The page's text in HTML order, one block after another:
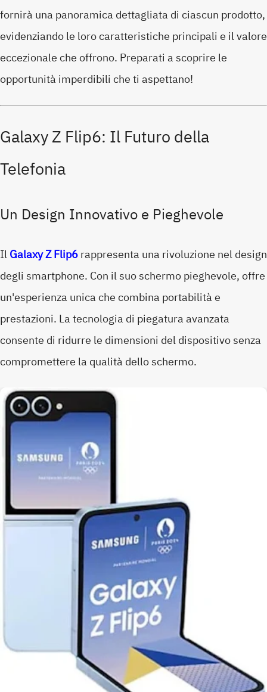
fornirà una panoramica dettagliata di ciascun prodotto,
evidenziando le loro caratteristiche principali e il valore
eccezionale che offrono. Preparati a scoprire le
opportunità imperdibili che ti aspettano!
Galaxy Z Flip6: Il Futuro della
Telefonia
Un Design Innovativo e Pieghevole
IlGalaxy Z Flip6rappresenta una rivoluzione nel design
degli smartphone. Con il suo schermo pieghevole, offre
un'esperienza unica che combina portabilità e
prestazioni. La tecnologia di piegatura avanzata
consente di ridurre le dimensioni del dispositivo senza
compromettere la qualità dello schermo.